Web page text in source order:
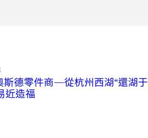
德零件商—從杭州西湖“還湖于
近造福